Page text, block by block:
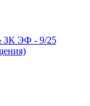
ЗК ЭФ - 9/25